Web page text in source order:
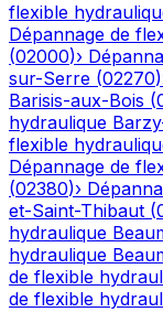
flexible
Dépannage de
(02000)›
sur-Serre (02270)
Barisis-aux-Bois (
hydraulique
flexible
Dépannage de
(02380)›
et-Saint-Thibaut (
hydraulique
hydraulique
de flexible
de flexible